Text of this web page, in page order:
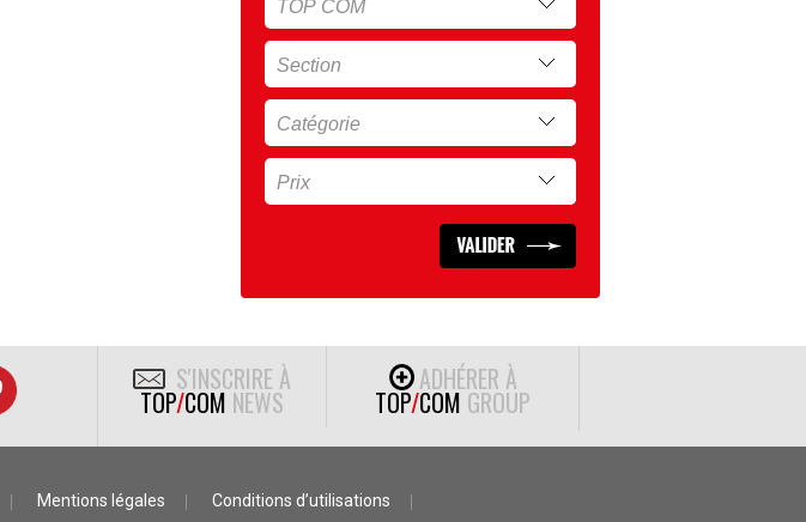
S'INSCRIRE À
TOP/COM NEWS
ADHÉRER À
TOP/COM GROUP
Mentions légales Conditions d’utilisations